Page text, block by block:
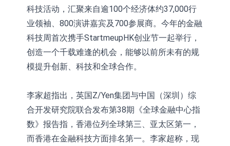
际(00496.HK)跌22.40%，九福来
(08611.HK)跌21.01%
【异动股】港股涨幅榜前十，拿森科
技(02261.HK)涨+75.05%，辰兴发展
(02286.HK)涨+64.91%
神火股份：新疆神火铝水转化率已
100%
【异动股】焦炭Ⅲ板块下挫，陕西黑
猫(601015.CN)跌8.38%
浙江证监局对财通证券股份有限公司
采取出具警示函措施
山金国际：港股上市工作正常推进中
科技活动，汇聚来自逾100个经济体约37,000行
业领袖、800演讲嘉宾及700参展商。今年的金融
科技周首次携手StartmeupHK创业节一起举行，
创造一个千载难逢的机会，能够以前所未有的规
模提升创新、科技和全球合作。
李家超指出，英国Z/Yen集团与中国（深圳）综
合开发研究院联合发布第38期《全球金融中心指
数》报告指，香港位列全球第三、亚太区第一，
而香港在金融科技方面排名第一。李家超称，现